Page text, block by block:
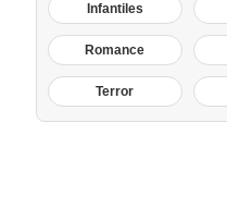
Infantiles
Romance
Terror